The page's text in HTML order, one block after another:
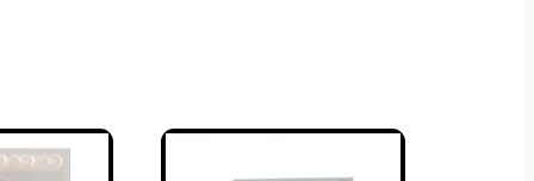
עד
מספר